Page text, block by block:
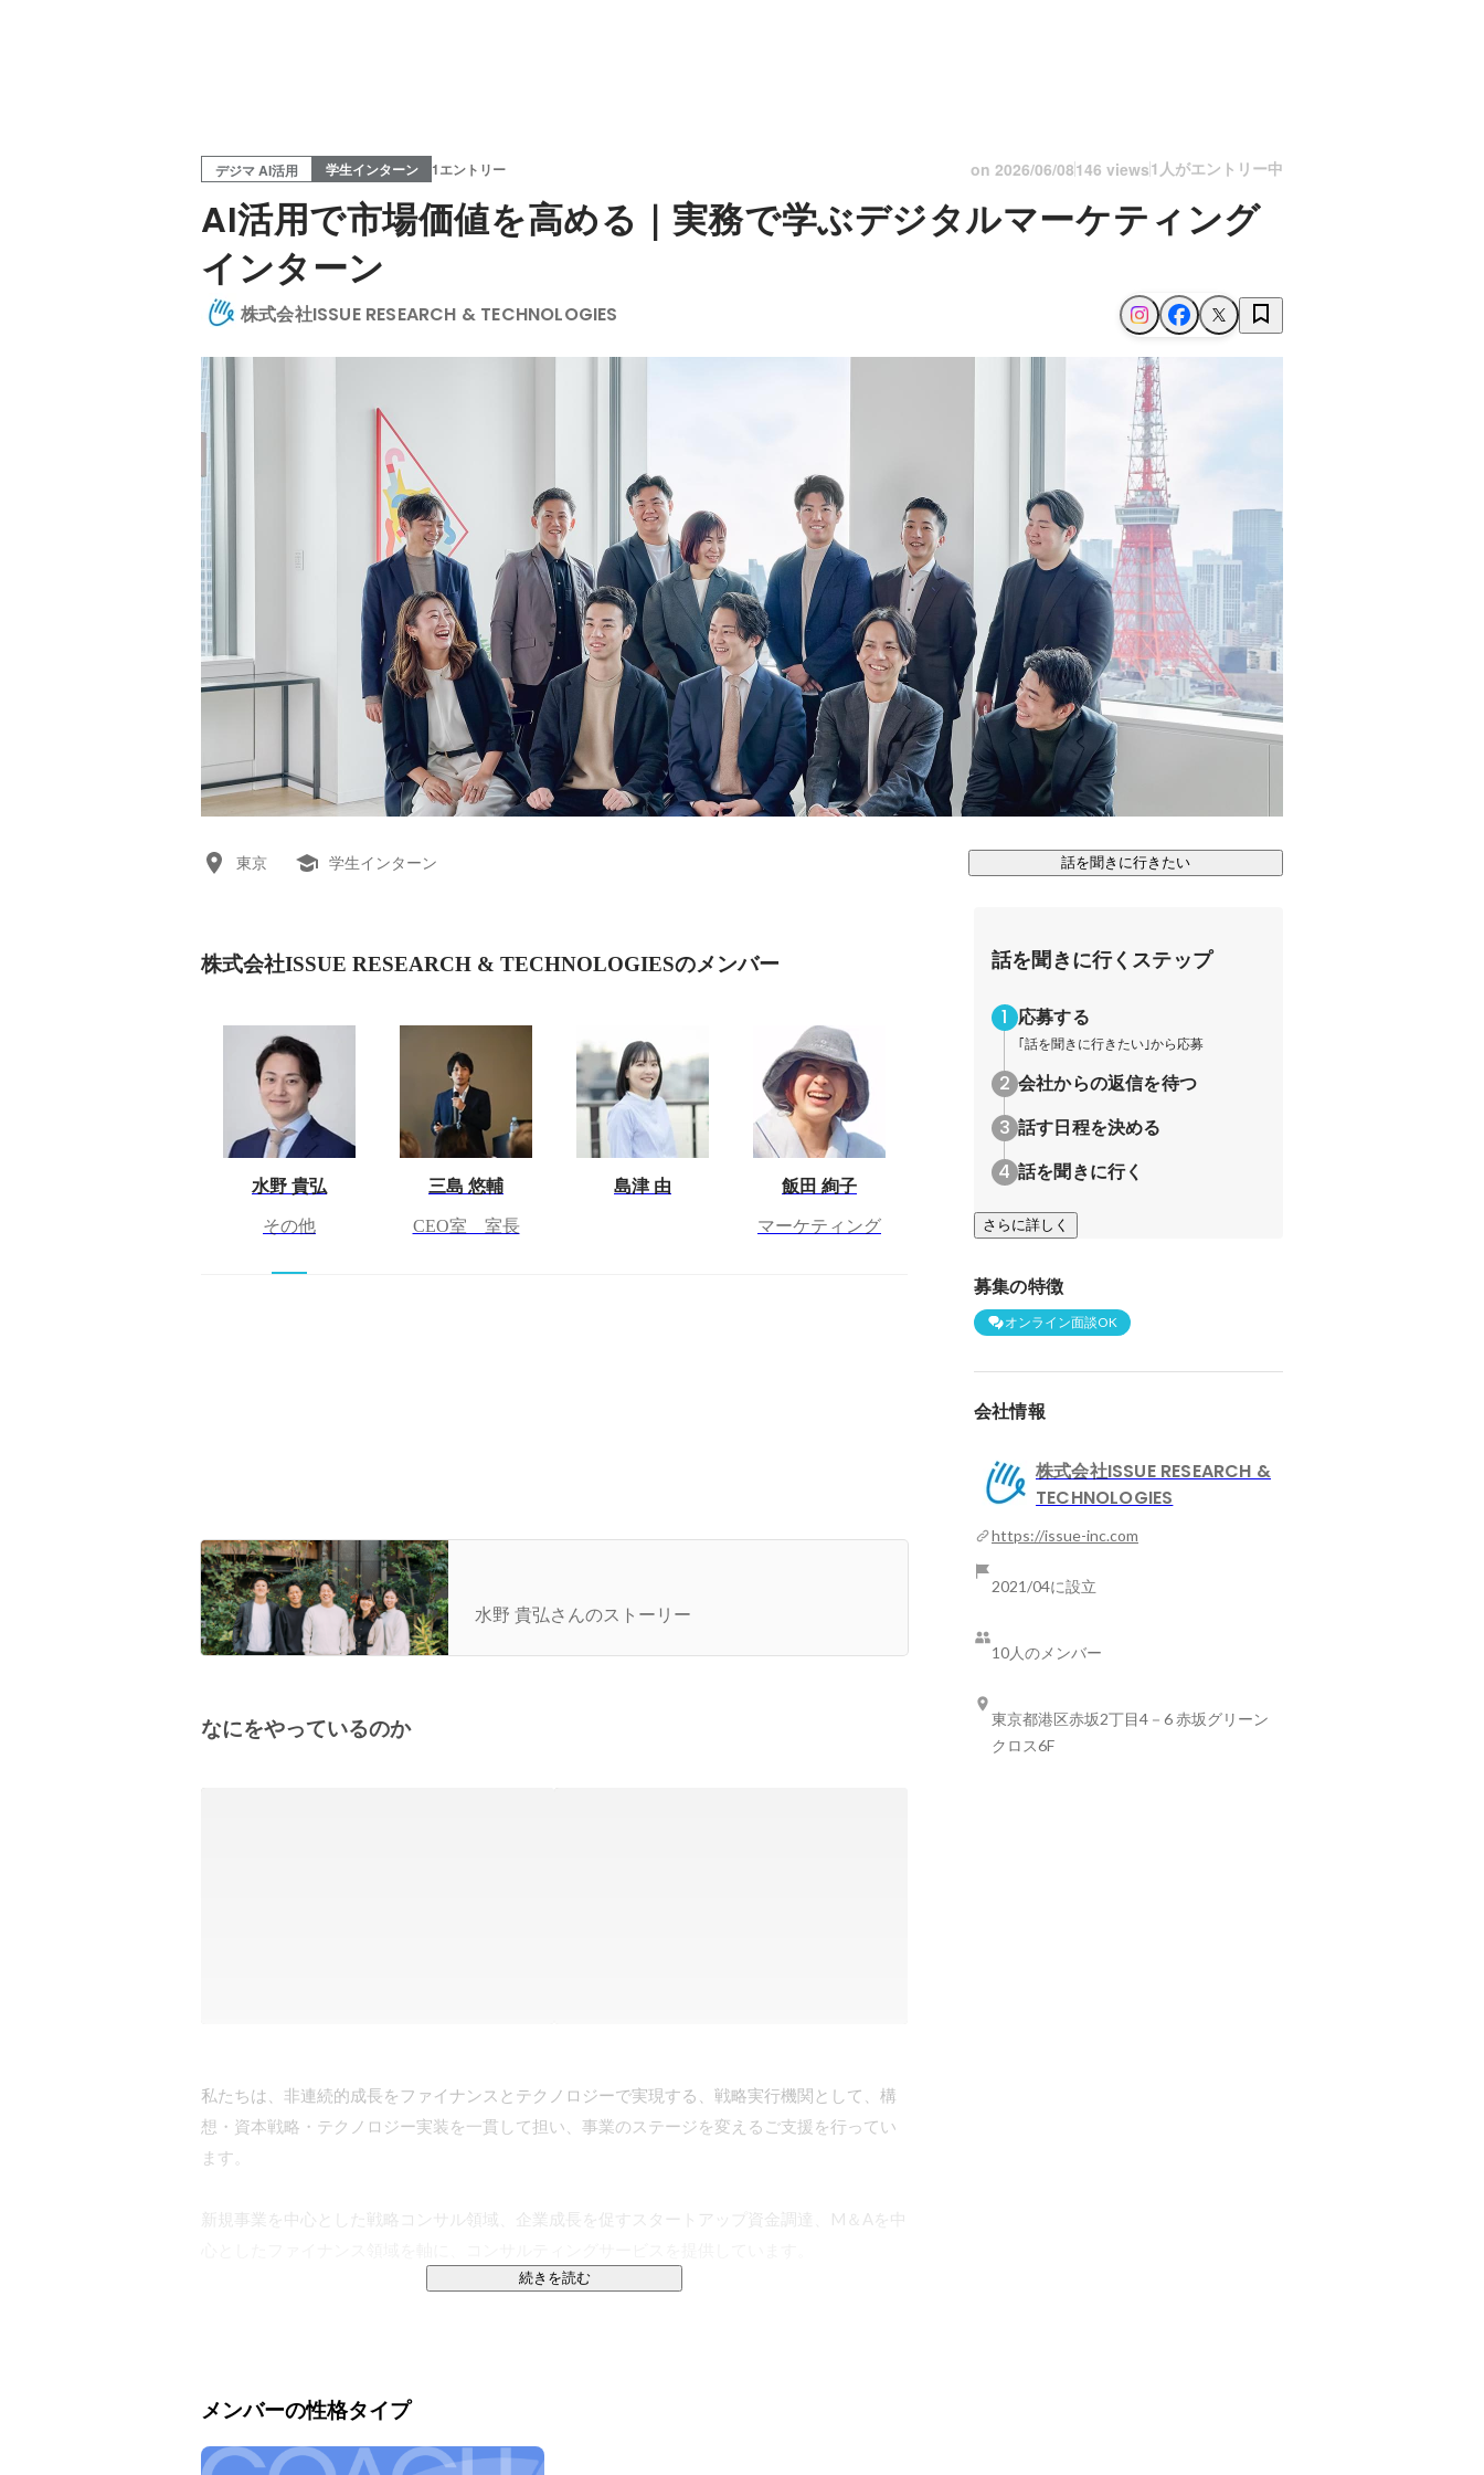
デジマ AI活用 学生インターン 1エントリー on 2026/06/08146 views1人がエントリー中
AI活用で市場価値を高める｜実務で学ぶデジタルマーケティング
インターン
株式会社ISSUE RESEARCH & TECHNOLOGIES
東京 学生インターン 話を聞きに行きたい
株式会社ISSUE RESEARCH & TECHNOLOGIESのメンバー
水野 貴弘
その他
三島 悠輔
CEO室 室長
島津 由 飯田 絢子
マーケティング
水野 貴弘さんのストーリー
なにをやっているのか
私たちは、非連続的成長をファイナンスとテクノロジーで実現する、戦略実行機関として、構
想・資本戦略・テクノロジー実装を一貫して担い、事業のステージを変えるご支援を行ってい
ます。
新規事業を中心とした戦略コンサル領域、企業成長を促すスタートアップ資金調達、M＆Aを中
ち上げるのは、時に難しく、孤独を感じることも多いです。そのような挑戦に立ち向かう方々
続きを読む
メンバーの性格タイプ
話を聞きに行くステップ
応募する
｢話を聞きに行きたい｣から応募
会社からの返信を待つ
話す日程を決める
話を聞きに行く
さらに詳しく
募集の特徴
オンライン面談OK
会社情報
株式会社ISSUE RESEARCH &
TECHNOLOGIES
https://issue-inc.com
2021/04に設立
10人のメンバー
東京都港区赤坂2丁目4－6 赤坂グリーン
クロス6F